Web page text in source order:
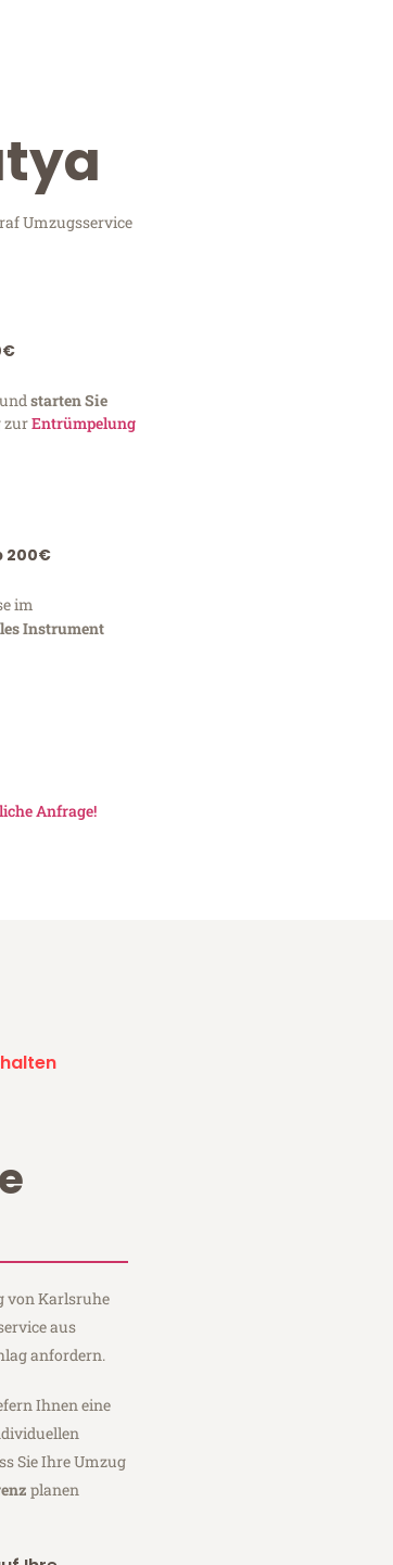
Umzugsservice
starten Sie
zurEntrümpelung
200€
im
Instrument
Anfrage!
von Karlsruhe
aus
anfordern.
Ihnen eine
Sie Ihre Umzug
planen